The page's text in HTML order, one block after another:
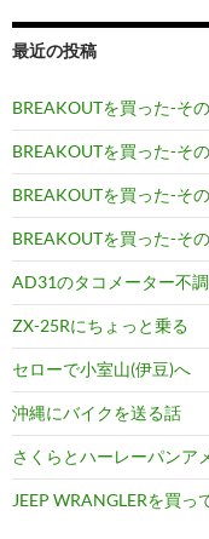
最近の投稿
BREAKOUTを買った-そ
BREAKOUTを買った-そ
BREAKOUTを買った-そ
BREAKOUTを買った-そ
AD31のタコメーター不
ZX-25Rにちょっと乗る
セローで小室山(伊豆)へ
沖縄にバイクを送る話
さくらとハーレーパンア
JEEP WRANGLERを買っ